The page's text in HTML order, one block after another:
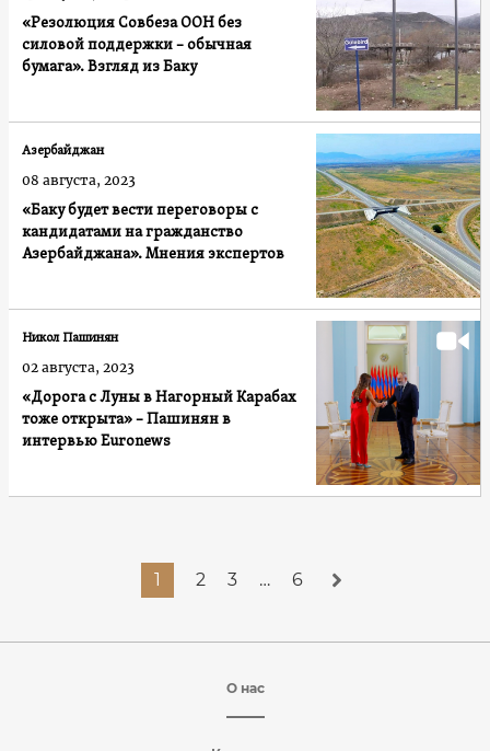
«Резолюция Совбеза ООН без
силовой поддержки – обычная
бумага». Взгляд из Баку
«Баку будет вести переговоры с
кандидатами на гражданство
Азербайджана». Мнения экспертов
Азербайджан
08 августа, 2023
«Дорога с Луны в Нагорный Карабах
тоже открыта» – Пашинян в
интервью Euronews
Никол Пашинян
02 августа, 2023
1 2 3 … 6
О нас